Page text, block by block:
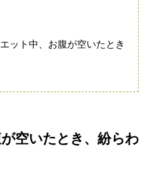
ット中、お腹が空いたとき
空いたとき、紛らわ